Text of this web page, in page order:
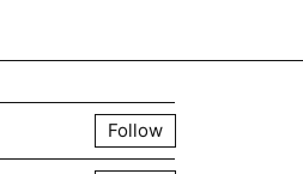
Follow